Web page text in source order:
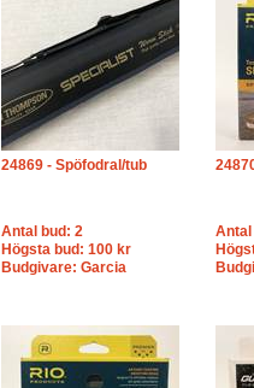
24869 - Spöfodral/tub
Antal bud: 2
Högsta bud: 100 kr
Budgivare: Garcia
Antal